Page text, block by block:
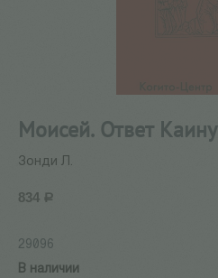
Моисей. Ответ Каину
Зонди Л.
834 Р
29096
В наличии